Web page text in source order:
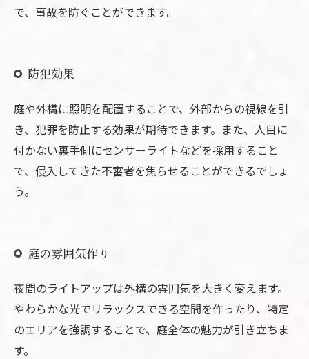
で、事故を防ぐことができます。
防犯効果
庭や外構に照明を配置することで、外部からの視線を引
き、犯罪を防止する効果が期待できます。また、人目に
付かない裏手側にセンサーライトなどを採用すること
で、侵入してきた不審者を焦らせることができるでしょ
う。
庭の雰囲気作り
夜間のライトアップは外構の雰囲気を大きく変えます。
やわらかな光でリラックスできる空間を作ったり、特定
のエリアを強調することで、庭全体の魅力が引き立ちま
す。